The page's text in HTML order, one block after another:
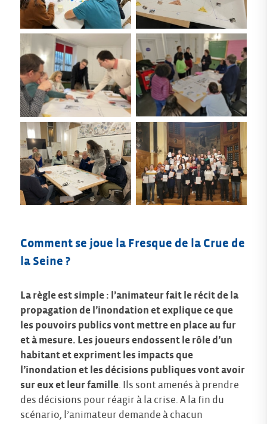
Aucune légende Aucune légende
Aucune légende Aucune légende
Comment se joue la Fresque de la Crue de
la Seine ?
La règle est simple : l’animateur fait le récit de la
propagation de l’inondation et explique ce que
les pouvoirs publics vont mettre en place au fur
et à mesure. Les joueurs endossent le rôle d’un
habitant et expriment les impacts que
l’inondation et les décisions publiques vont avoir
sur eux et leur famille. Ils sont amenés à prendre
des décisions pour réagir à la crise. A la fin du
scénario, l’animateur demande à chacun